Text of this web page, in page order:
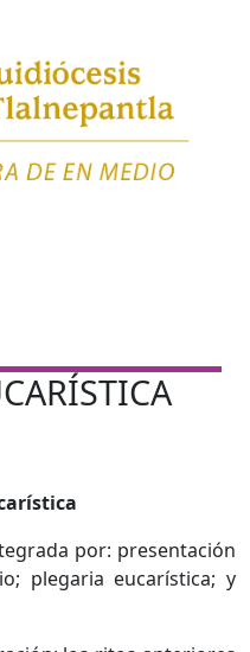
por: presentación
plegaria eucarística; y